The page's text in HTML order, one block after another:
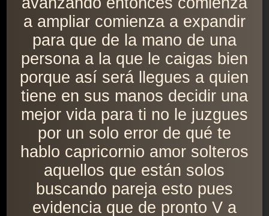
a ampliar comienza a expandir
para que de la mano de una
persona a la que le caigas bien
porque así será llegues a quien
tiene en sus manos decidir una
mejor vida para ti no le juzgues
por un solo error de qué te
hablo capricornio amor solteros
aquellos que están solos
buscando pareja esto pues
evidencia que de pronto V a